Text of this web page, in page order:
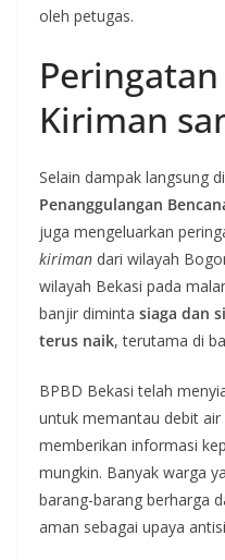
oleh petugas.
Kiriman
Selain dampak langsung
Penanggulangan
juga mengeluarkan
kiriman dari wilayah
wilayah Bekasi pada
banjir diminta siaga dan
terus naik, terutama di
BPBD Bekasi telah
untuk memantau debit air
memberikan informasi
mungkin. Banyak warga
barang-barang berharga
aman sebagai upaya